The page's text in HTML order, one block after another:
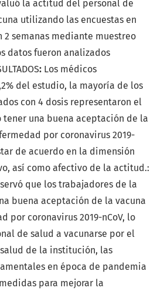
la actitud del personal de
utilizando las encuestas en
semanas mediante muestreo
datos fueron analizados
: Los médicos
del estudio, la mayoría de los
con 4 dosis representaron el
tener una buena aceptación de la
por coronavirus 2019-
de acuerdo en la dimensión
así como afectivo de la actitud.:
que los trabajadores de la
buena aceptación de la vacuna
por coronavirus 2019-nCoV, lo
de salud a vacunarse por el
de la institución, las
en época de pandemia
para mejorar la